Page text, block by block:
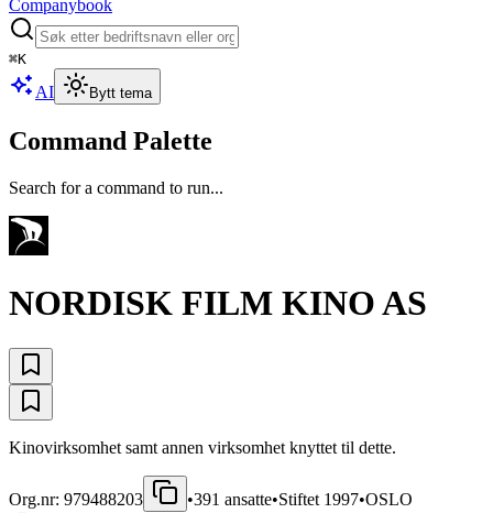
Companybook
⌘K
AI Bytt tema
Command Palette
Search for a command to run...
NORDISK FILM KINO AS
Kinovirksomhet samt annen virksomhet knyttet til dette.
Org.nr: 979488203 •391 ansatte•Stiftet 1997•OSLO